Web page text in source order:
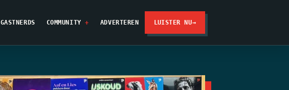
GASTNERDS COMMUNITY ADVERTEREN LUISTER NU→